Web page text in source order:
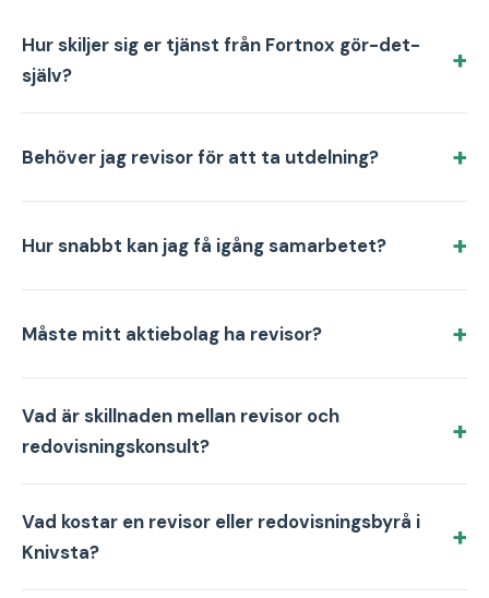
Hur skiljer sig er tjänst från Fortnox gör-det-
själv?
Behöver jag revisor för att ta utdelning?
Hur snabbt kan jag få igång samarbetet?
Måste mitt aktiebolag ha revisor?
Vad är skillnaden mellan revisor och
redovisningskonsult?
Vad kostar en revisor eller redovisningsbyrå i
Knivsta?